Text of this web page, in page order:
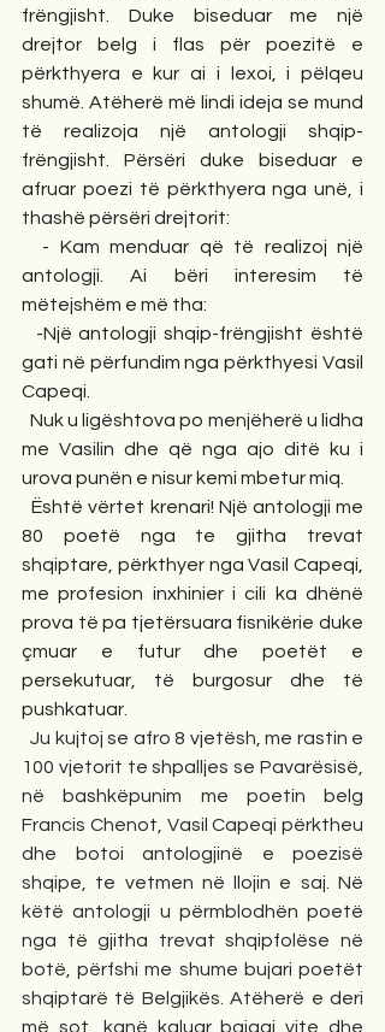
frëngjisht. Duke biseduar me një
drejtor belg i flas për poezitë e
përkthyera e kur ai i lexoi, i pëlqeu
shumë. Atëherë më lindi ideja se mund
të realizoja një antologji shqip-
frëngjisht. Përsëri duke biseduar e
afruar poezi të përkthyera nga unë, i
thashë përsëri drejtorit:
- Kam menduar që të realizoj një
antologji. Ai bëri interesim të
mëtejshëm e më tha:
-Një antologji shqip-frëngjisht është
gati në përfundim nga përkthyesi Vasil
Capeqi.
Nuk u ligështova po menjëherë u lidha
me Vasilin dhe që nga ajo ditë ku i
urova punën e nisur kemi mbetur miq.
Është vërtet krenari! Një antologji me
80 poetë nga te gjitha trevat
shqiptare, përkthyer nga Vasil Capeqi,
me profesion inxhinier i cili ka dhënë
prova të pa tjetërsuara fisnikërie duke
çmuar e futur dhe poetët e
persekutuar, të burgosur dhe të
pushkatuar.
Ju kujtoj se afro 8 vjetësh, me rastin e
100 vjetorit te shpalljes se Pavarësisë,
në bashkëpunim me poetin belg
Francis Chenot, Vasil Capeqi përktheu
dhe botoi antologjinë e poezisë
shqipe, te vetmen në llojin e saj. Në
këtë antologji u përmblodhën poetë
nga të gjitha trevat shqipfolëse në
botë, përfshi me shume bujari poetët
shqiptarë të Belgjikës. Atëherë e deri
më sot, kanë kaluar bajagi vite dhe